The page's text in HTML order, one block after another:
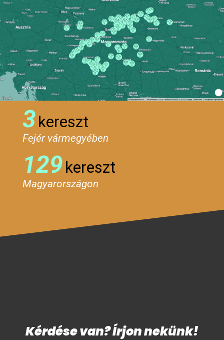
3kereszt
Fejér vármegyében
129kereszt
Magyarországon
Kérdése van? Írjon nekünk!